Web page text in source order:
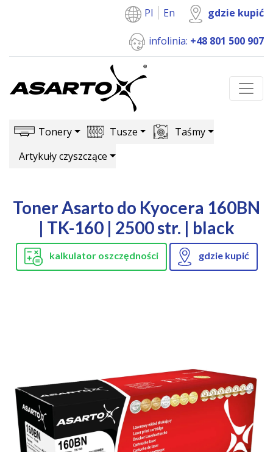
Pl En gdzie kupić
infolinia: +48 801 500 907
Tonery Tusze
Taśmy
Artykuły czyszczące
Toner Asarto do Kyocera 160BN
| TK-160 | 2500 str. | black
kalkulator oszczędności gdzie kupić